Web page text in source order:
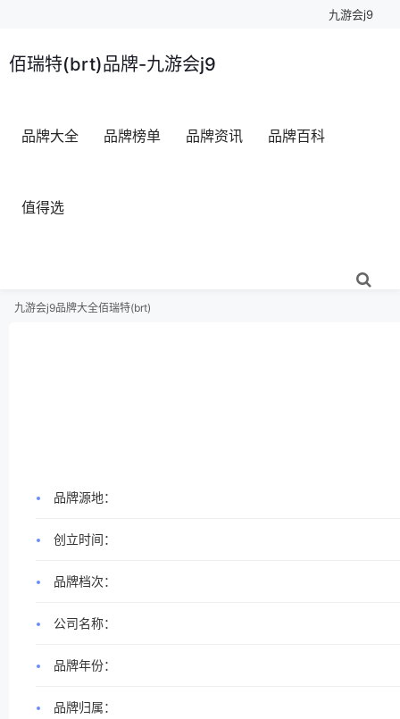
九游会j9
佰瑞特(brt)品牌-九游会j9
品牌大全 品牌榜单 品牌资讯 品牌百科
值得选
九游会j9品牌大全佰瑞特(brt)
品牌源地：
创立时间：
品牌档次：
公司名称：
品牌年份：
品牌归属：